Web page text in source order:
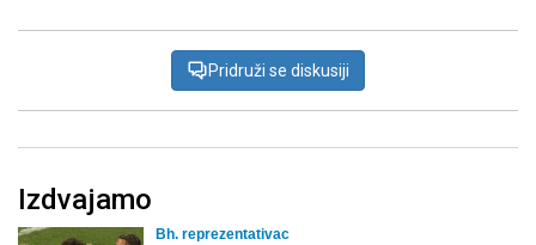
Pridruži se diskusiji
Izdvajamo
Bh. reprezentativac